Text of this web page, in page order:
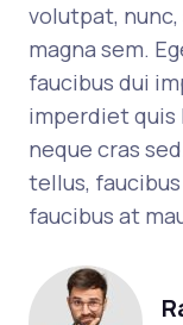
volutpat, nunc,
magna sem.
faucibus dui
imperdiet
neque cras
tellus,
faucibus at